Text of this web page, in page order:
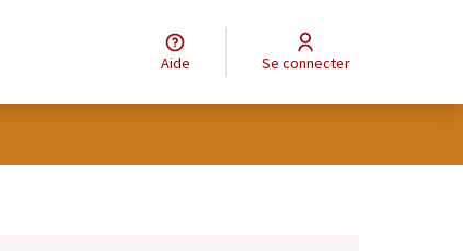
Aide Se connecter